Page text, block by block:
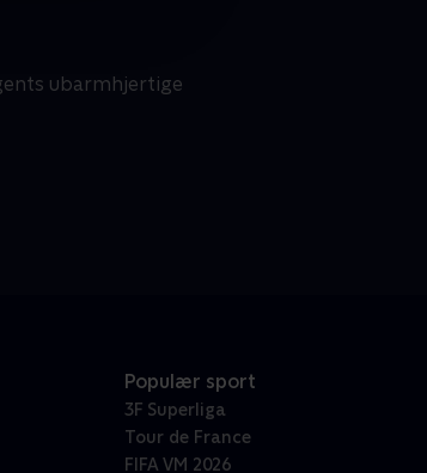
ubarmhjertige
Populær sport
3F Superliga
Tour de France
FIFA VM 2026